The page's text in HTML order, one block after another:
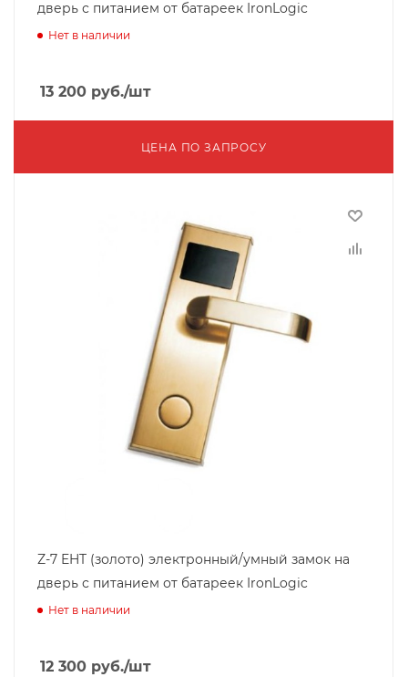
дверь с питанием от батареек IronLogic
Нет в наличии
13 200 руб./шт
ЦЕНА ПО ЗАПРОСУ
Z-7 EHT (золото) электронный/умный замок на
дверь с питанием от батареек IronLogic
Нет в наличии
12 300 руб./шт